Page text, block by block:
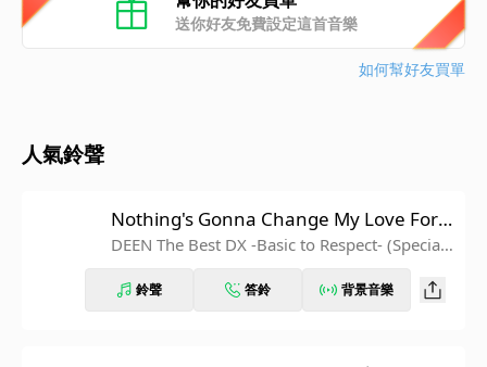
送你好友免費設定這首音樂
如何幫好友買單
人氣鈴聲
Nothing's Gonna Change My Love For Y
ou
DEEN The Best DX -Basic to Respect- (Special
鈴聲 答鈴 背景音樂